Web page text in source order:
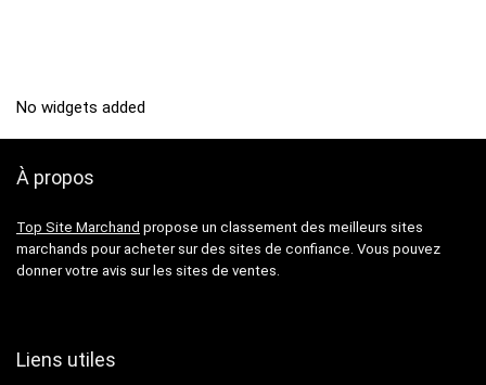
No widgets added
À propos
Top Site Marchand propose un classement des meilleurs sites
marchands pour acheter sur des sites de confiance. Vous pouvez
donner votre avis sur les sites de ventes.
Liens utiles